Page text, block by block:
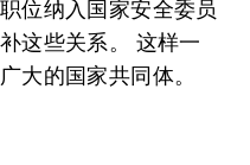
位纳入国家安全委员
这些关系。 这样一
大的国家共同体。